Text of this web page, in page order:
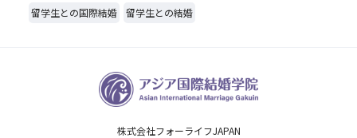
留学生との国際結婚 留学生との結婚
株式会社フォーライフJAPAN